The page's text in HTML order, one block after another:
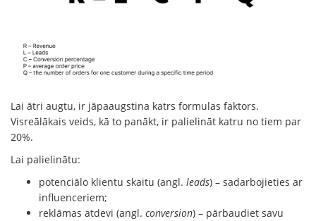
Lai ātri augtu, ir jāpaaugstina katrs formulas faktors.
Visreālākais veids, kā to panākt, ir palielināt katru no tiem par
20%.
Lai palielinātu:
potenciālo klientu skaitu (angl. leads) – sadarbojieties ar
influenceriem;
reklāmas atdevi (angl. conversion) – pārbaudiet savu